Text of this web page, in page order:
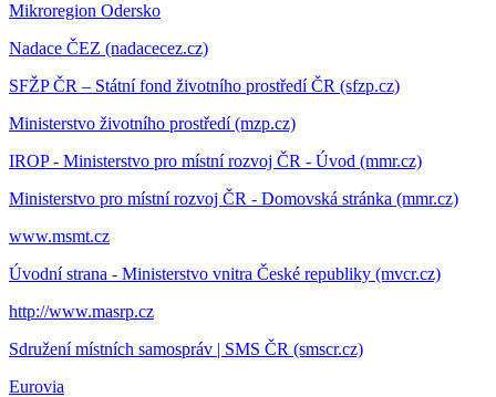
Mikroregion Odersko
Nadace ČEZ (nadacecez.cz)
SFŽP ČR – Státní fond životního prostředí ČR (sfzp.cz)
Ministerstvo životního prostředí (mzp.cz)
IROP - Ministerstvo pro místní rozvoj ČR - Úvod (mmr.cz)
Ministerstvo pro místní rozvoj ČR - Domovská stránka (mmr.cz)
www.msmt.cz
Úvodní strana - Ministerstvo vnitra České republiky (mvcr.cz)
http://www.masrp.cz
Sdružení místních samospráv | SMS ČR (smscr.cz)
Eurovia